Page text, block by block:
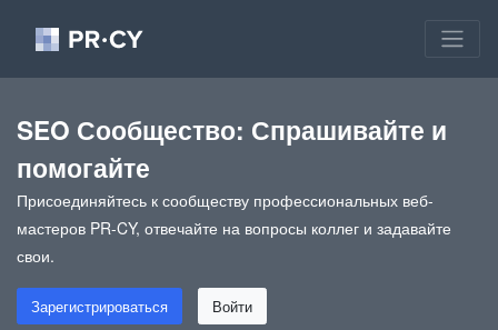
SEO Сообщество: Спрашивайте и
помогайте
Присоединяйтесь к сообществу профессиональных веб-
мастеров PR-CY, отвечайте на вопросы коллег и задавайте
свои.
Зарегистрироваться Войти